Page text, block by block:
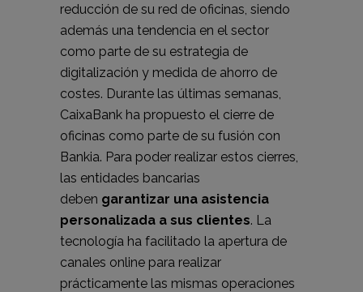
reducción de su red de oficinas, siendo
además una tendencia en el sector
como parte de su estrategia de
digitalización y medida de ahorro de
costes. Durante las últimas semanas,
CaixaBank ha propuesto el cierre de
oficinas como parte de su fusión con
Bankia. Para poder realizar estos cierres,
las entidades bancarias
deben garantizar una asistencia
personalizada a sus clientes. La
tecnología ha facilitado la apertura de
canales online para realizar
prácticamente las mismas operaciones